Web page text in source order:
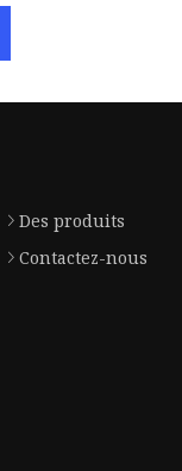
Des produits
Contactez-nous